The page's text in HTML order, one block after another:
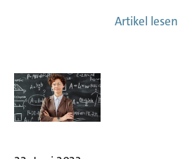
Artikel lesen